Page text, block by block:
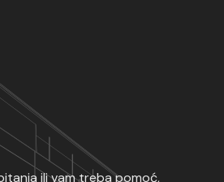
ili vam treba pomoć,